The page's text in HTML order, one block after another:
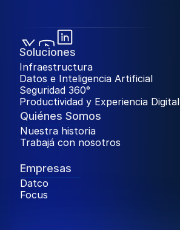
Soluciones
Infraestructura
Datos e Inteligencia Artificial
Seguridad 360°
Productividad y Experiencia Digital
Quiénes Somos
Nuestra historia
Trabajá con nosotros
Empresas
Datco
Focus